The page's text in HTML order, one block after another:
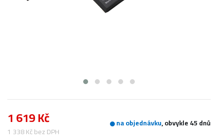
1 619 Kč
1 338 Kč bez DPH
na objednávku, obvykle 45 dnů